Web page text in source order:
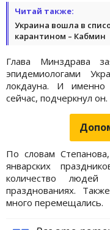
Читай также:
Украина вошла в
карантином – Кабмин
Глава Минздрава
эпидемиологами
локдауна. И именно
сейчас, подчеркнул он.
По словам
январских
количество
празднованиях.
много перемещались.